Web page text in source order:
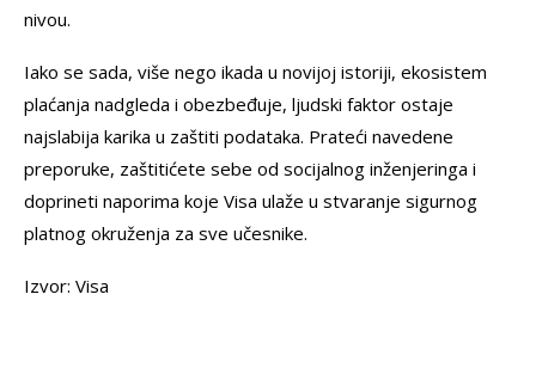
nivou.
Iako se sada, više nego ikada u novijoj istoriji, ekosistem
plaćanja nadgleda i obezbeđuje, ljudski faktor ostaje
najslabija karika u zaštiti podataka. Prateći navedene
preporuke, zaštitićete sebe od socijalnog inženjeringa i
doprineti naporima koje Visa ulaže u stvaranje sigurnog
platnog okruženja za sve učesnike.
Izvor: Visa